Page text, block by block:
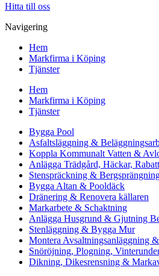
Hitta till oss
Navigering
Hem
Markfirma i Köping
Tjänster
Hem
Markfirma i Köping
Tjänster
Bygga Pool
Asfaltsläggning &
Koppla Kommunalt Vatten &
Anlägga Trädgård, Häckar,
Stenspräckning &
Bygga Altan & Pooldäck
Dränering & Renovera källaren
Markarbete & Schaktning
Anlägga Husgrund & Gjutning
Stenläggning & Bygga Mur
Montera Avsaltningsanläggning
Snöröjning, Plogning,
Dikning, Dikesrensning &